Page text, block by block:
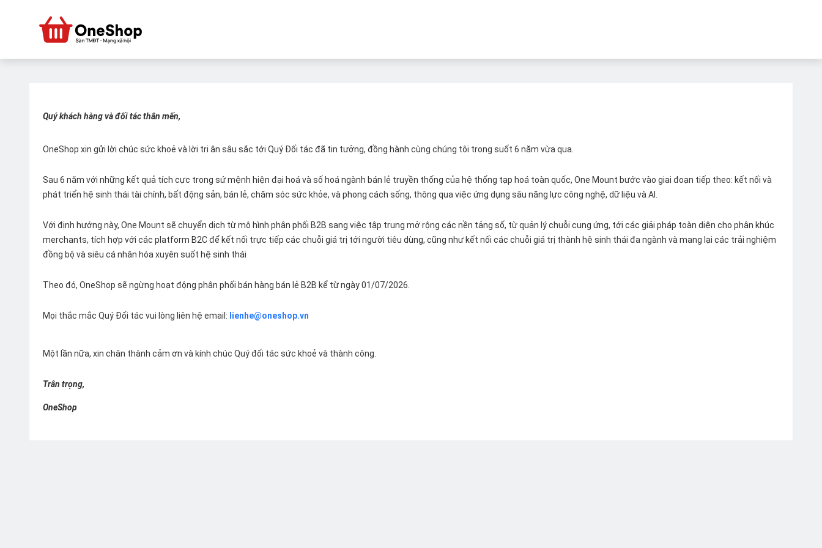
Quý khách hàng và đối tác thân mến,
OneShop xin gửi lời chúc sức khoẻ và lời tri ân sâu sắc tới Quý Đối tác đã tin tưởng, đồng hành cùng chúng tôi trong suốt 6 năm vừa qua.
Sau 6 năm với những kết quả tích cực trong sứ mệnh hiện đại hoá và số hoá ngành bán lẻ truyền thống của hệ thống tạp hoá toàn quốc, One Mount bước vào giai đoạn tiếp theo: kết nối và
phát triển hệ sinh thái tài chính, bất động sản, bán lẻ, chăm sóc sức khỏe, và phong cách sống, thông qua việc ứng dụng sâu năng lực công nghệ, dữ liệu và AI.
Với định hướng này, One Mount sẽ chuyển dịch từ mô hình phân phối B2B sang việc tập trung mở rộng các nền tảng số, từ quản lý chuỗi cung ứng, tới các giải pháp toàn diện cho phân khúc
merchants, tích hợp với các platform B2C để kết nối trực tiếp các chuỗi giá trị tới người tiêu dùng, cũng như kết nối các chuỗi giá trị thành hệ sinh thái đa ngành và mang lại các trải nghiệm
đồng bộ và siêu cá nhân hóa xuyên suốt hệ sinh thái
Theo đó, OneShop sẽ ngừng hoạt động phân phối bán hàng bán lẻ B2B kể từ ngày 01/07/2026.
Mọi thắc mắc Quý Đối tác vui lòng liên hệ email: lienhe@oneshop.vn
Một lần nữa, xin chân thành cảm ơn và kính chúc Quý đối tác sức khoẻ và thành công.
Trân trọng,
OneShop